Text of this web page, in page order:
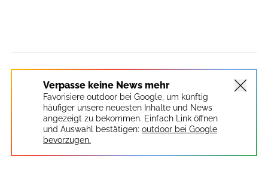
Verpasse keine News mehr
Favorisiere outdoor bei Google, um künftig
häufiger unsere neuesten Inhalte und News
angezeigt zu bekommen. Einfach Link öffnen
und Auswahl bestätigen: outdoor bei Google
bevorzugen.